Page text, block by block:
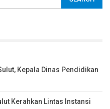
Kepala Dinas Pendidikan
Kerahkan Lintas Instansi